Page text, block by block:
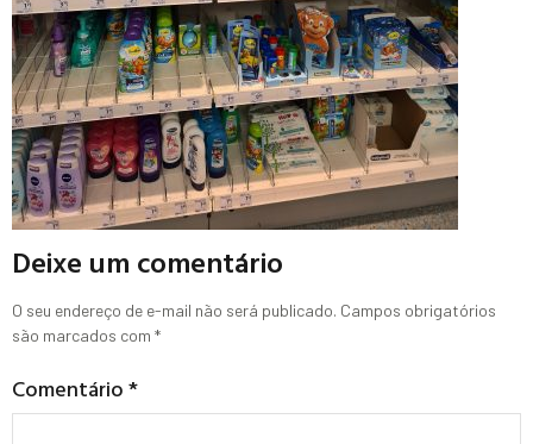
Deixe um comentário
O seu endereço de e-mail não será publicado. Campos obrigatórios
são marcados com *
Comentário*